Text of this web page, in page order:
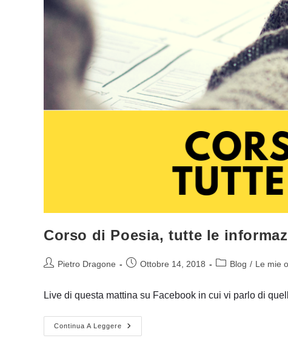
Corso di Poesia, tutte le
AutorePietro Dragone
ArticoloOttobre 14, 2018
Categoria
Blog / Le mie
Live di questa mattina su Facebook in cui vi parlo di
Continua A Leggere
Corso
Di